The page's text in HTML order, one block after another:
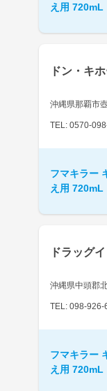
え用 720mL
ドン・キ
沖縄県那覇市
TEL: 0570-
フマキラー
え用 720mL
ドラッグ
沖縄県中頭郡
TEL: 098-926-
フマキラー
え用 720mL